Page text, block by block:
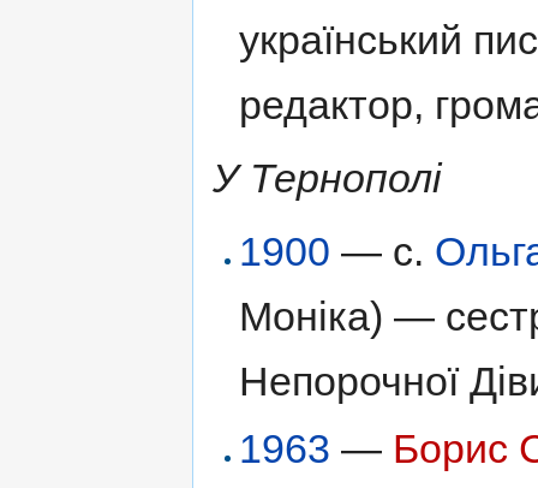
український
редактор,
У Тернополі
1900 — с.
Моніка) —
Непорочної
1963 — Борис